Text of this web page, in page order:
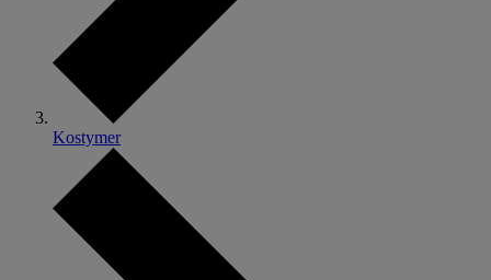
Kostymer